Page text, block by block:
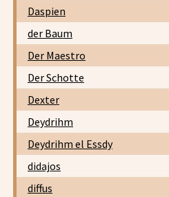
Daspien
der Baum
Der Maestro
Der Schotte
Dexter
Deydrihm
Deydrihm el Essdy
didajos
diffus